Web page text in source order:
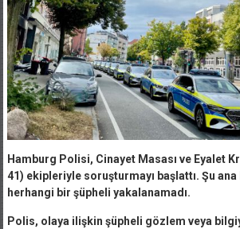
Hamburg Polisi, Cinayet Masası ve Eyalet
41) ekipleriyle soruşturmayı başlattı. Şu
herhangi bir şüpheli yakalanamadı.
Polis, olaya ilişkin şüpheli gözlem veya